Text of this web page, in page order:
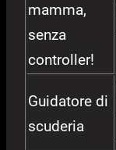
mamma,
senza
controller!
Guidatore di
scuderia